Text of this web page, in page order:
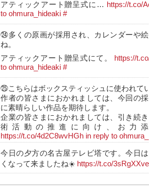
アティックアート贈呈式に… https://t.co/
to ohmura_hideaki #
㉔多くの原画が採用され、カレンダーや
ね。
アティックアート贈呈式にて。
https://
to ohmura_hideaki #
㉕こちらはボックスティッシュに使われて
作者の皆さまにおかれましては、今回の
に素晴らしい作品を期待します。
企業の皆さまにおかれましては、引き続
術活動の推進に向け、お力
https://t.co/4d2C8wvHGh in reply to
今日の夕方の名古屋テレビ塔です。今日
くなって来ましたね☀️ https://t.co/